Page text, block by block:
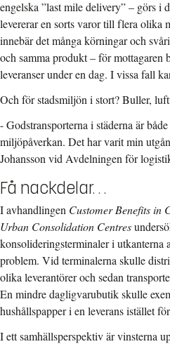
engelska ”last mile delivery” – görs i
levererar en sorts varor till flera olika
innebär det många körningar och
och samma produkt – för mottagaren
leveranser under en dag. I vissa fall
Och för stadsmiljön i stort? Buller,
- Godstransporterna i städerna är
miljöpåverkan. Det har varit min
Johansson vid Avdelningen för
Få nackdelar. . .
I avhandlingen Customer Benefits in
Urban Consolidation Centres
konsolideringsterminaler i utkanterna
problem. Vid terminalerna skulle
olika leverantörer och sedan
En mindre dagligvarubutik skulle
hushållspapper i en leverans istället
I ett samhällsperspektiv är vinsterna